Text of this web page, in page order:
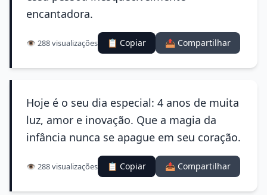
encantadora.
👁️ 288 visualizações 📋 Copiar 📤 Compartilhar
Hoje é o seu dia especial: 4 anos de muita
luz, amor e inovação. Que a magia da
infância nunca se apague em seu coração.
👁️ 288 visualizações 📋 Copiar 📤 Compartilhar